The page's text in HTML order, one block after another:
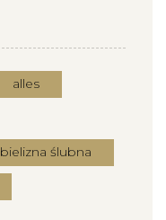
alles
bielizna ślubna